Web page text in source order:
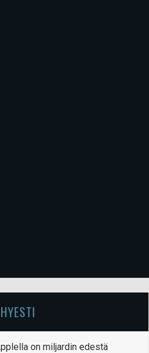
on miljardin edestä